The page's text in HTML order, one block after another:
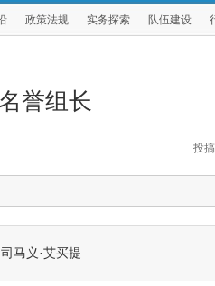
政策法规 实务探索 队伍建设
誉组长
投搞
马义·艾买提